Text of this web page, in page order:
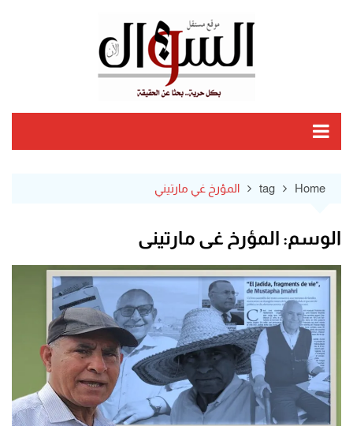
Home
tag المؤرخ غي مارتيني
الوسم: المؤرخ غي مارتيني